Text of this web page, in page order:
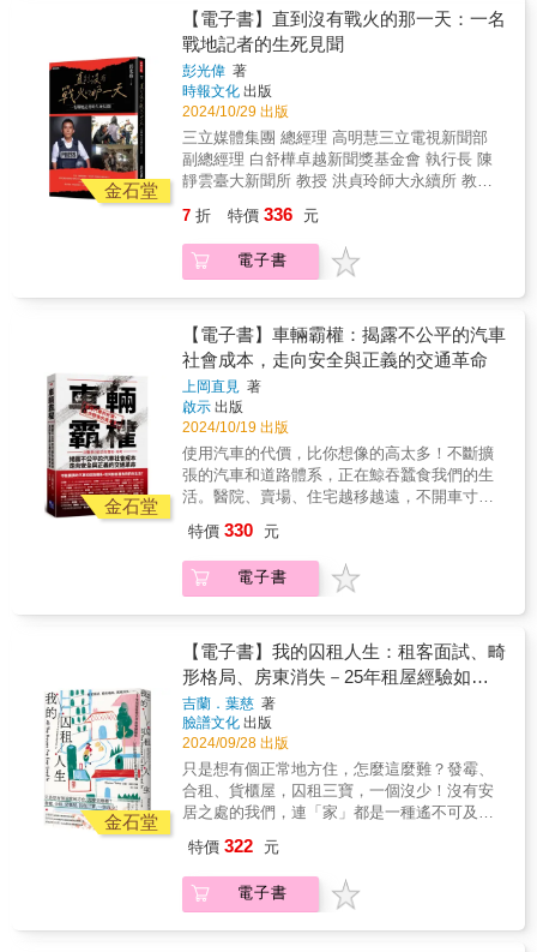
妹的責任。這本書能讓你看見長女在家庭裡的
辛酸和奮鬥，也指出了這種家庭結構有社會文
化的背景，相信能讓身為長女的讀者產生共
鳴，覺得自己的孤獨被理解了。
&mdash;&mdash;羽茜（作家）
且生活得輕鬆自在。這裡的房價動輒破億，學
費一年三百多萬，這些家庭不僅住得起，還有
閒錢供養子女。這些爸媽大多拖到很晚才生小
孩，先拚學歷、拚經歷，再買房子、四處遊
歷。上東區的貴婦如果有第三胎，沒有人會問
為什麼：反正她想生三個，而且也養得起三
個。★★★
困與混亂，仍為之辯護。這種感性壓倒理性的
矛盾心理，為戰後的幻滅埋下伏筆。中日戰爭
爆發後，戰爭體制進一步加深認同的複雜性。
割臺世代的林獻堂在中國情懷與現實政治之間
苦苦掙扎；大正世代的吳新榮努力平衡順應與
抗拒；戰爭世代的葉盛吉起初深受帝國教育影
響，積極同化，最終仍轉向認同臺灣。在鋪天
蓋地的皇民化宣傳下，三代人都沒有「成為日
民政府接管之初曾讓臺灣人充滿期待，但腐
敗、壓迫與歧視很快摧毀了這些幻想，二二八
事件更宛如覺醒的催化劑。作者指出，正是日
治時期累積的反殖民抵抗經驗，使戰後臺灣人
面對再殖民情境時迅速奮起，更在遭遇殘酷鎮
壓後凝聚出「非靠自己不可」的國族意識。
《臺灣人的抵抗與認同（1920-1950）》橫跨日
治與戰後，精心勾勒被忽略的歷史連續性軌
跡，並結合多樣史料與個體經驗，細緻還原臺
灣認同從萌芽、擺盪到成形的動態過程。這段
從挫折中奮起、在失望中重塑自我的歷史，絕
對是我們思考當前認同議題與未來集體方向的
重要基石。
以這本啟發和激勵無數反叛青年的經典著作，
說出一個比寓言故事更令人惶恐震驚的社會真
相；並藉此刺激我們日漸麻痺的身體，使會思
考的神經開啟連結，讓會反抗的肌肉產生運
動。&單向度社會的極權主義傾向，使傳統的抗
議方式方法失去了作用&hellip;&hellip;因為它們
還保留了人民主權的幻想。是底層的放逐者和
局外人&hellip;&hellip;他們的對抗是從體制的外
部打擊體制，因此沒有被體制引向歧路；在破
壞遊戲規則的同時，揭露該遊戲是受操縱的遊
局。然而，班雅明曾寫道：因為那些不抱希望
的人的緣故，希望才賜予了我們。──赫伯特．
馬庫色&發達的工業社會似乎指向一種更舒適美
就等同於擁有「自由」？難道不是「控制」變
得更高明、更細膩、更體貼、更無所不在？但
相對，想要改變現有框架的主張、更具超越性
的理想和渴望，都被壓抑或嘲諷。因此難再深
刻地質疑批判，反而認同和擁抱那股主宰我們
生活的力量，以它的利益和需求為我們自己的
利益和需求。表面上越是多采多姿的歌舞昇
平，骨子裡越是了無生趣的冷感疏離。&本書可
方發達工業社會之所以能徹底地支配、剝削社
的渴望的控制機器，提出了他獨到而深刻的見
解。馬庫色構思本書時，歐美世界處於悲觀氣
氛濃厚的五〇年代，因此書中並未對人類解放
的前景抱有正面的期望。然而，或許正因為馬
庫色對西方文明系統性的尖銳分析，給予了當
時渴望解放的知識分子與學生一盞明燈、一種
鼓舞，進而燃起了其後席捲全球的學運風潮。
&&為什麼此時此地，我們必須重讀此書？這是
「時代感」系列最初的發問。不同領域的大師
留下傳世之作，描繪當時他們所處社會樣貌、
遭逢處境，將這些廣博深刻的討論置放於當前
台灣與華人社會，透過重量級知識人的詮釋和
細膩導讀，「時代感」系列試圖全方位地回
答：「重讀此書，我們將從中獲得定位自身、
前進未來的重要線索。」&▎時代感書系《共產
黨宣言》｜卡爾．馬克思（Karl Marx）、斐特
金石堂
【電子書】直到沒有戰火的那一天：一名
戰地記者的生死見聞
彭光偉 著
時報文化 出版
2024/10/29 出版
三立媒體集團 總經理 高明慧三立電視新聞部
副總經理 白舒樺卓越新聞獎基金會 執行長 陳
靜雲臺大新聞所 教授 洪貞玲師大永續所 教授
大陸研究中心 資深研究員 尹麗喬重磅推薦親眼
目睹伊拉克警察部隊與伊斯蘭國駁火輾轉26小
時只為了進入葉門這個充滿危險的國度臺灣首
拉克的戰火，再到敘利亞和葉門的戰地採訪，
每一段經歷都是對人性、勇氣和信念的考驗。
這些戰地報導不僅僅是新聞，更是我對這個世
界的深切反思。在每一個戰地國家，我見證了
無數的悲劇和希望。敘利亞難民營裡孩子們的
笑容、葉門大學生對人生的期盼，戰地醫院裡
無助母親的失落等，這些畫面都深深烙印在我
的記憶中。戰爭帶來了無盡的痛苦，但同時也
讓人們更加堅強，更加珍惜和平的可貴。這本
書的寫作過程中，我不斷反思作為記者的角色
改變什麼？希望這本書能夠帶給讀者些許的啟
發和反思。我們生活在一個動蕩的世界，每一
個人的行動都可能影響到他人的命運。臺灣雖
福安逸的國家，當戰爭世代逐漸凋零，包括我
在內的多數人都不曾親身經歷過戰爭的無情。
7 折 特價 336 元
電子書
金石堂
【電子書】車輛霸權：揭露不公平的汽車
社會成本，走向安全與正義的交通革命
上岡直見 著
啟示 出版
2024/10/19 出版
使用汽車的代價，比你想像的高太多！不斷擴
張的汽車和道路體系，正在鯨吞蠶食我們的生
活。醫院、賣場、住宅越移越遠，不開車寸步
受到限制；年長者駕車容易出事，但不用車又
無法就醫；車子多事故也多，台灣每年將近400
位行人在路上罹難……根據統計，日本每年為
擔，早就超過帶來的便利！----------------------------
--------------------------------社會生活仰賴交通，但
什麼樣的交通模式才能帶來真正長久的幸福？
汽車看似讓人們的外出選擇更加多樣，但實際
上卻是形成非常有限的交通系統。當都市、道
路設計以車為本，而不是以全民的需求為中
心，這樣真的合理嗎？馬路的使用是屬於所有
人，車子只是其中之一而已；以車輛社會為主
的道路使用觀點，是時候要轉變成人本交通思
維了。---------------------------------------------------------
前汽機車持有率99.5%，亦即幾乎人人都有
車，甚至不只一台車。在此現象下，民眾日常
生活的移動高度仰賴汽車，交通傷亡反成為
特價 330 元
電子書
金石堂
【電子書】我的囚租人生：租客面試、畸
形格局、房東消失－25年租屋經驗如何
影響歸屬感，以及對居住文化與家的想像
吉蘭．葉慈 著
臉譜文化 出版
2024/09/28 出版
只是想有個正常地方住，怎麼這麼難？發霉、
合租、貨櫃屋，囚租三寶，一個沒少！沒有安
居之處的我們，連「家」都是一種遙不可及的
勞工陣線研究部主任張烽益 台灣勞動與社會
政策研究協會執行長廖庭輝（洛書） OURs都
市改革組織研究員&當不斷搬遷超過二十多處居
特價 322 元
電子書